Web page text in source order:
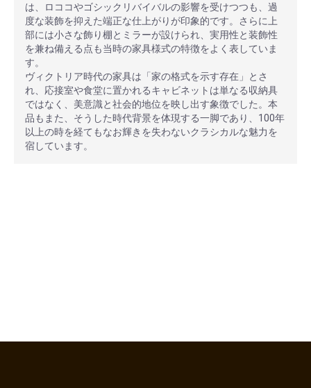
は、ロココやゴシックリバイバルの影響を受けつつも、過
度な装飾を抑えた端正な仕上がりが印象的です。さらに上
部には小さな飾り棚とミラーが設けられ、実用性と装飾性
を兼ね備える点も当時の家具様式の特徴をよく表していま
す。
ヴィクトリア時代の家具は「家の格式を示す存在」とさ
れ、応接室や食堂に置かれるキャビネットは単なる収納具
ではなく、美意識と社会的地位を映し出す象徴でした。本
品もまた、そうした時代背景を体現する一脚であり、100年
以上の時を経てもなお輝きを失わないクラシカルな魅力を
宿しています。